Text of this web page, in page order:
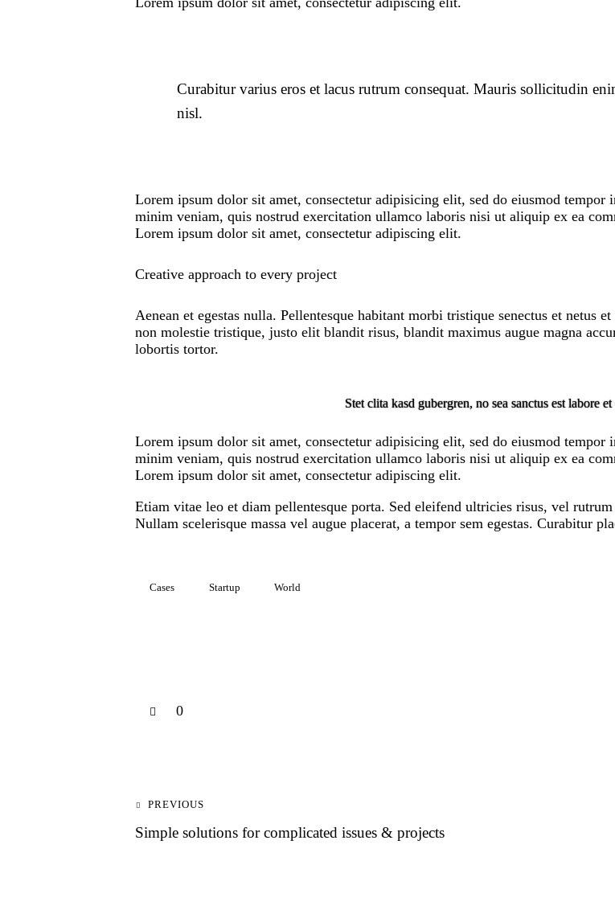
Curabitur varius eros et lacus rutrum consequat. Mauris sollicitudin
nisl.
Lorem ipsum dolor sit amet, consectetur adipisicing elit, sed do eiusmod
minim veniam, quis nostrud exercitation ullamco laboris nisi ut aliquip ex ea
Lorem ipsum dolor sit amet, consectetur adipiscing elit.
Creative approach to every project
Aenean et egestas nulla. Pellentesque habitant morbi tristique senectus et netus
non molestie tristique, justo elit blandit risus, blandit maximus augue magna
lobortis tortor.
Stet clita kasd gubergren, no sea sanctus est labore
Lorem ipsum dolor sit amet, consectetur adipisicing elit, sed do eiusmod
minim veniam, quis nostrud exercitation ullamco laboris nisi ut aliquip ex ea
Lorem ipsum dolor sit amet, consectetur adipiscing elit.
Etiam vitae leo et diam pellentesque porta. Sed eleifend ultricies risus, vel
Nullam scelerisque massa vel augue placerat, a tempor sem egestas. Curabitur
Cases Startup World
0
PREVIOUS
Simple solutions for complicated issues & projects